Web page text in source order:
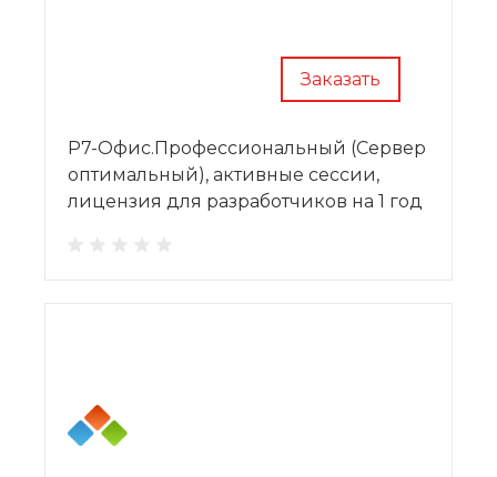
Заказать
Р7-Офис.Профессиональный (Сервер
оптимальный), активные сессии,
лицензия для разработчиков на 1 год